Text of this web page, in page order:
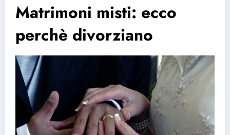
Matrimoni misti: ecco
perchè divorziano